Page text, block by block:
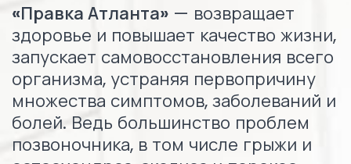
«Правка Атланта» — возвращает
здоровье и повышает качество жизни,
запускает самовосстановления всего
организма, устраняя первопричину
множества симптомов, заболеваний и
болей. Ведь большинство проблем
позвоночника, в том числе грыжи и